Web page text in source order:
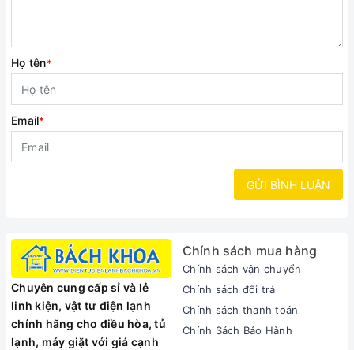
Họ tên*
Email*
GỬI BÌNH LUẬN
Chuyên cung cấp sỉ và lẻ
linh kiện, vật tư điện lạnh
chính hãng cho điều hòa, tủ
lạnh, máy giặt với giá cạnh
Chính sách mua hàng
Chính sách vận chuyển
Chính sách đổi trả
Chính sách thanh toán
Chính Sách Bảo Hành